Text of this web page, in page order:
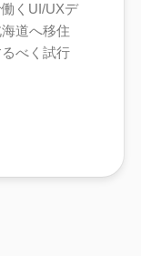
くUI/UXデ
道へ移住
べく試行